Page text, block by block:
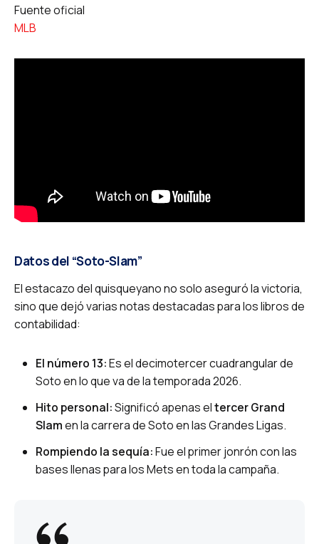
Fuente oficial
MLB
Datos del “Soto-Slam”
El estacazo del quisqueyano no solo aseguró la victoria,
sino que dejó varias notas destacadas para los libros de
contabilidad:
El número 13:Es el decimotercer cuadrangular de
Soto en lo que va de la temporada 2026.
Hito personal:Significó apenas eltercer Grand
Slamen la carrera de Soto en las Grandes Ligas.
Rompiendo la sequía:Fue el primer jonrón con las
bases llenas para los Mets en toda la campaña.